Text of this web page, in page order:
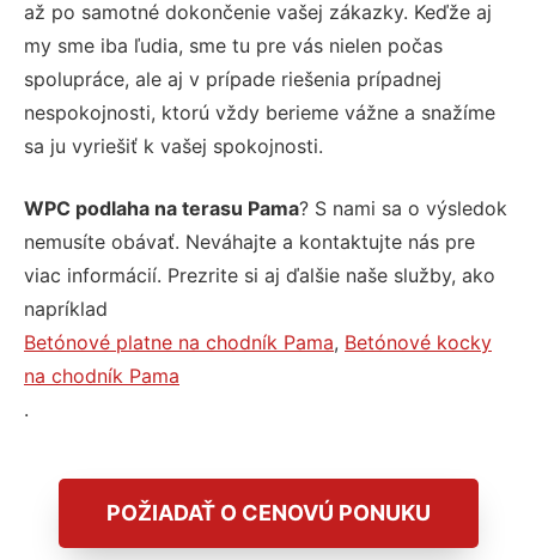
až po samotné dokončenie vašej zákazky. Keďže aj
my sme iba ľudia, sme tu pre vás nielen počas
spolupráce, ale aj v prípade riešenia prípadnej
nespokojnosti, ktorú vždy berieme vážne a snažíme
sa ju vyriešiť k vašej spokojnosti.
WPC podlaha na terasu Pama? S nami sa o výsledok
nemusíte obávať. Neváhajte a kontaktujte nás pre
viac informácií. Prezrite si aj ďalšie naše služby, ako
napríklad
Betónové platne na chodník Pama, Betónové kocky
na chodník Pama
.
POŽIADAŤ O CENOVÚ PONUKU